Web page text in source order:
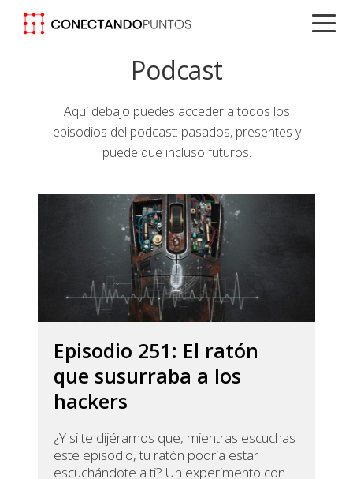
Saltar
Saltar
Saltar
Podcast
Aquí debajo puedes acceder a todos los
episodios del podcast: pasados, presentes y
puede que incluso futuros.
Episodio 251: El ratón
que susurraba a los
hackers
¿Y si te dijéramos que, mientras escuchas
este episodio, tu ratón podría estar
escuchándote a ti? Un experimento con